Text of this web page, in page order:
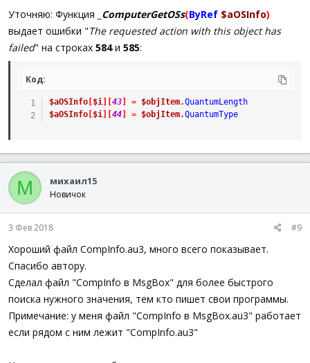
Уточняю: Функция _ComputerGetOSs(ByRef $aOSInfo)
выдает ошибки "The requested action with this object has
failed" на строках 584и 585:
Код:
$aOSInfo[ $i] 43] = $objItem.QuantumLength
$aOSInfo[ $i] 44] = $objItem.QuantumType
М михаил15
Новичок
3 Фев 2018 #9
Хороший файл CompInfo.au3, много всего показывает.
Спасибо автору.
Сделал файл "CompInfo в MsgBox" для более быстрого
поиска нужного значения, тем кто пишет свои программы.
Примечание: у меня файл "CompInfo в MsgBox.au3" работает
если рядом с ним лежит "CompInfo.au3"